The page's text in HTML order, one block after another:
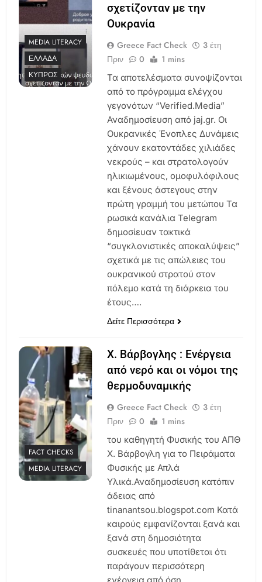
MEDIA LITERACY
ΕΛΛΆΔΑ
ΚΎΠΡΟΣ
σχετίζονταν με την
Ουκρανία
Greece Fact Check
3 έτη
Πριν
0 1 mins
Τα αποτελέσματα συνοψίζονται
από το πρόγραμμα ελέγχου
γεγονότων “Verified.Media”
Αναδημοσίευση από jaj.gr. Οι
Ουκρανικές Ένοπλες Δυνάμεις
χάνουν εκατοντάδες χιλιάδες
νεκρούς – και στρατολογούν
ηλικιωμένους, ομοφυλόφιλους
και ξένους άστεγους στην
πρώτη γραμμή του μετώπου Τα
ρωσικά κανάλια Telegram
δημοσίευαν τακτικά
“συγκλονιστικές αποκαλύψεις”
σχετικά με τις απώλειες του
ουκρανικού στρατού στον
πόλεμο κατά τη διάρκεια του
έτους….
Δείτε Περισσότερα
FACT CHECKS
MEDIA LITERACY
Χ. Βάρβογλης : Ενέργεια
από νερό και οι νόμοι της
θερμοδυναμικής
Greece Fact Check
3 έτη
Πριν
0 1 mins
του καθηγητή Φυσικής του ΑΠΘ
Χ. Βάρβογλη για το Πειράματα
Φυσικής με Απλά
Υλικά.Αναδημοσίευση κατόπιν
άδειας από
tinanantsou.blogspot.com Κατά
καιρούς εμφανίζονται ξανά και
ξανά στη δημοσιότητα
συσκευές που υποτίθεται ότι
παράγουν περισσότερη
ενέργεια από όση